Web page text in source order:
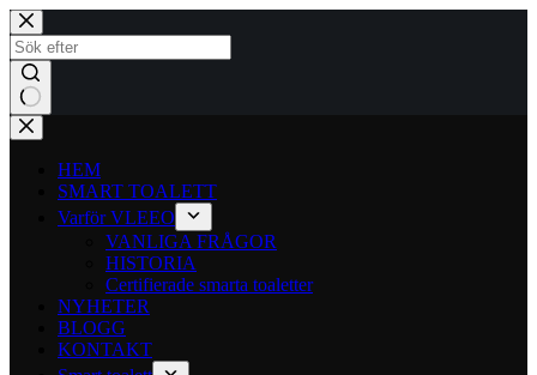
HEM
SMART TOALETT
Varför VLEEO
VANLIGA FRÅGOR
HISTORIA
Certifierade smarta toaletter
NYHETER
BLOGG
KONTAKT